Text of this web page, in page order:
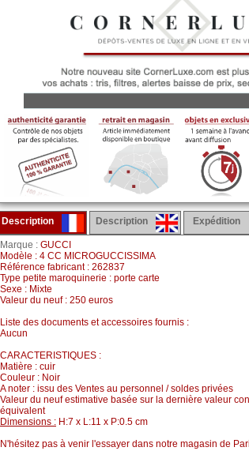
Description Description Expédition
Marque : GUCCI
Modèle : 4 CC MICROGUCCISSIMA
Référence fabricant : 262837
Type petite maroquinerie : porte carte
Sexe : Mixte
Valeur du neuf : 250 euros
Liste des documents et accessoires fournis :
Aucun
CARACTERISTIQUES :
Matière : cuir
Couleur : Noir
A noter : issu des Ventes au personnel / soldes privées
Valeur du neuf estimative basée sur la dernière valeur
équivalent
Dimensions : H:7 x L:11 x P:0.5 cm
N'hésitez pas à venir l'essayer dans notre magasin de